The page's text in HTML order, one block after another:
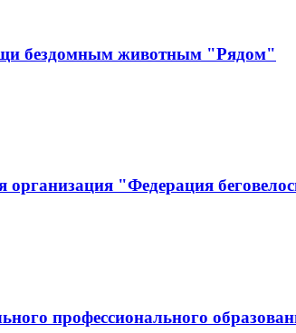
бездомным животным "Рядом"
организация "Федерация
профессионального